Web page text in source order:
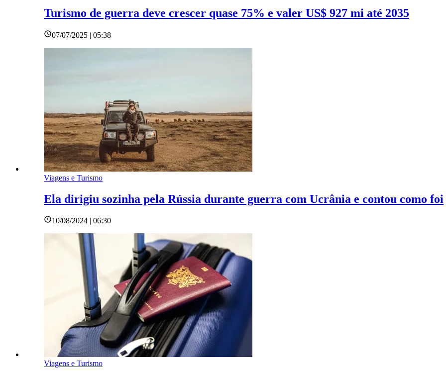
Turismo de guerra deve crescer quase 75% e valer US$ 927 mi até 2035
07/07/2025 | 05:38
Viagens e Turismo
Ela dirigiu sozinha pela Rússia durante guerra com Ucrânia e contou como foi
10/08/2024 | 06:30
Viagens e Turismo